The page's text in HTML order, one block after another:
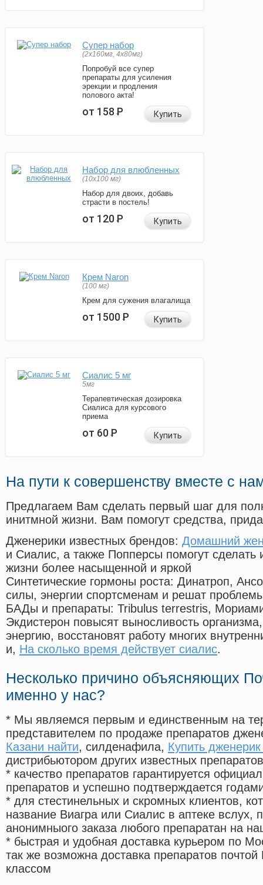
Супер набор
(2х160мг, 4х80мг)
Попробуй все супер
препараты для усиления
эрекции и продления
полового акта!
от 158Р Купить
Набор для влюбленных
(10х100 мг)
Набор для двоих, добавь
страсти в постель!
от 120Р Купить
Крем Naron
(100 мг)
Крем для сужения влагалища
от 1500Р Купить
Сиалис 5 мг
5мг
Терапевтическая дозировка
Сиалиса для курсового
приема
от 60Р Купить
На пути к совершенству вместе с
Предлагаем Вам сделать первый шаг для
инитмной жизни. Вам помогут средства,
Дженерики известных брендов: Домашний
и Сиалис, а также Попперсы помогут
жизни более насыщенной и яркой
Синтетические гормоны роста: Динатроп,
силы, энергии спортсменам и решат
БАДы и препараты: Tribulus terrestris,
Экдистерон повысят выносливость
энергию, восстановят работу многих
и, На сколько время действует сиалис.
Несколько причино объясняющих
именно у нас?
* Мы являемся первым и единственным на
представителем по продаже препаратов
Казани найти, силденафила, Купить
дистрибьютором других известных препаратов
* качество препаратов гарантируется
препаратов и успешно подтверждается
* для стестинельных и скромных клиентов,
название Виагра или Сиалис в аптеке вслух,
анонимныого заказа любого препаратан на
* быстрая и удобная доставка курьером по
так же возможна доставка препаратов
классом